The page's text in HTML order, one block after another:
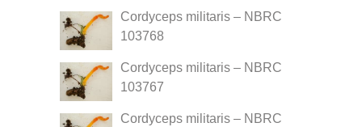
Cordyceps militaris – NBRC
103768
Cordyceps militaris – NBRC
103767
Cordyceps militaris – NBRC